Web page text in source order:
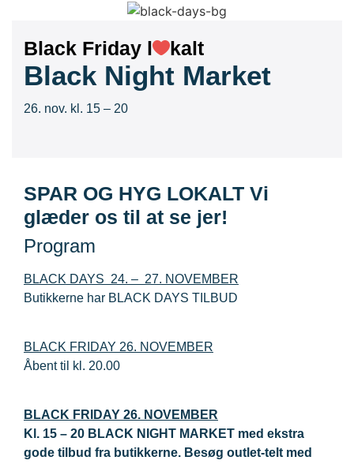
Black Friday l kalt
Black Night Market
26. nov. kl. 15 – 20
SPAR OG HYG LOKALT Vi
glæder os til at se jer!
Program
BLACK DAYS 24. – 27. NOVEMBER
Butikkerne har BLACK DAYS TILBUD
BLACK FRIDAY 26. NOVEMBER
Åbent til kl. 20.00
BLACK FRIDAY 26. NOVEMBER
Kl. 15 – 20 BLACK NIGHT MARKET med ekstra
gode tilbud fra butikkerne. Besøg outlet-telt med